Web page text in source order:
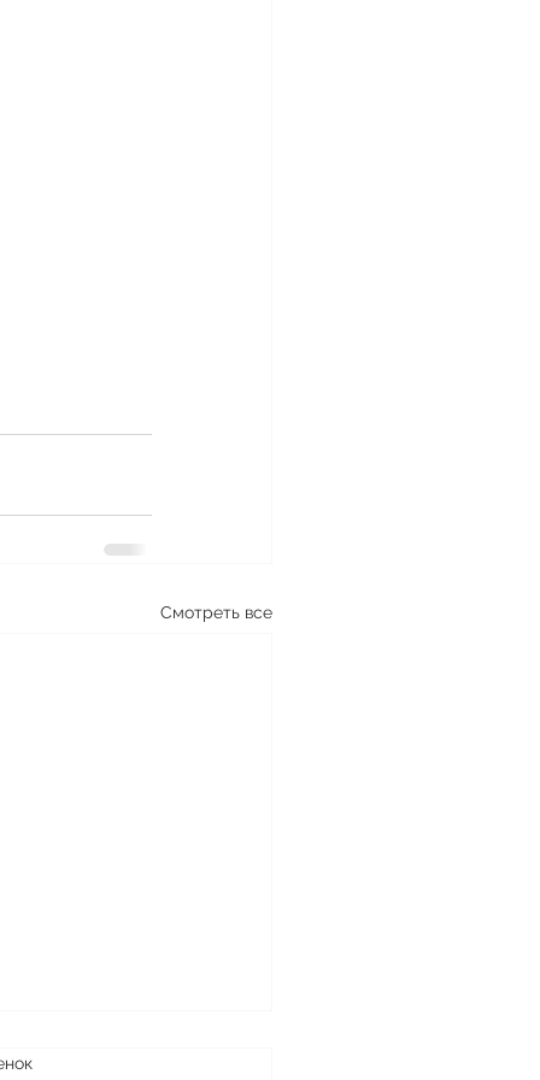
Смотреть все